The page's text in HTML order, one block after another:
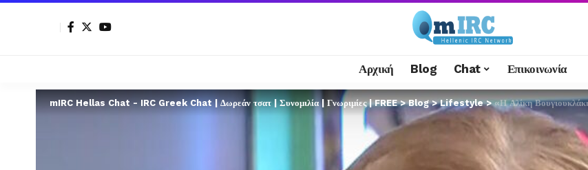
Αρχική Blog Chat Επικοινωνία
mIRC Hellas Chat - IRC Greek Chat | Δωρεάν τσατ | Συνομιλία | Γνωριμίες | FREE>Blog>Lifestyle>«Η Αλίκη